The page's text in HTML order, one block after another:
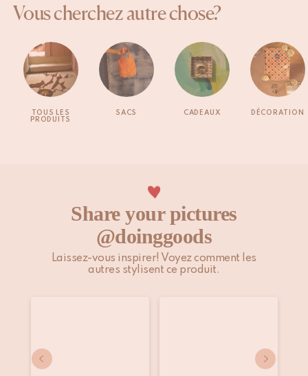
Vous cherchez autre chose?
TOUS LES
PRODUITS
SACS CADEAUX DÉCORATION
Share your pictures
@doinggoods
Laissez-vous inspirer! Voyez comment les
autres stylisent ce produit.